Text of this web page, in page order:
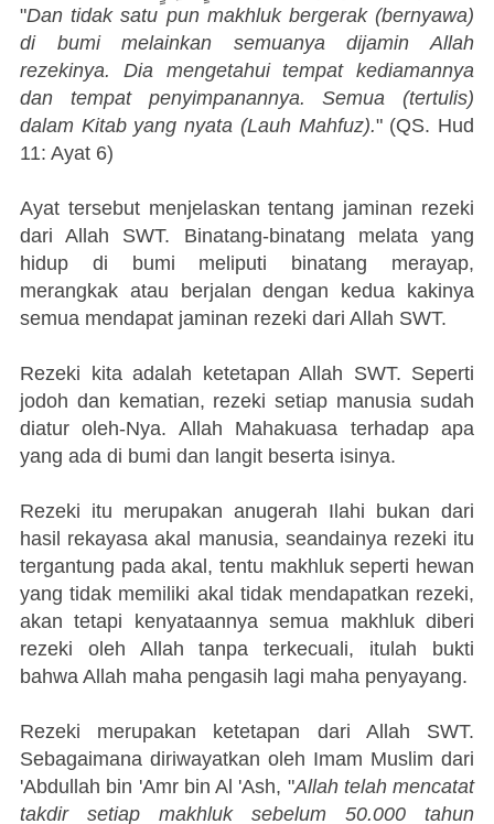
"Dan tidak satu pun makhluk bergerak (bernyawa)
di bumi melainkan semuanya dijamin Allah
rezekinya. Dia mengetahui tempat kediamannya
dan tempat penyimpanannya. Semua (tertulis)
dalam Kitab yang nyata (Lauh Mahfuz)." (QS. Hud
11: Ayat 6)
Ayat tersebut menjelaskan tentang jaminan rezeki
dari Allah SWT. Binatang-binatang melata yang
hidup di bumi meliputi binatang merayap,
merangkak atau berjalan dengan kedua kakinya
semua mendapat jaminan rezeki dari Allah SWT.
Rezeki kita adalah ketetapan Allah SWT. Seperti
jodoh dan kematian, rezeki setiap manusia sudah
diatur oleh-Nya. Allah Mahakuasa terhadap apa
yang ada di bumi dan langit beserta isinya.
Rezeki itu merupakan anugerah Ilahi bukan dari
hasil rekayasa akal manusia, seandainya rezeki itu
tergantung pada akal, tentu makhluk seperti hewan
yang tidak memiliki akal tidak mendapatkan rezeki,
akan tetapi kenyataannya semua makhluk diberi
rezeki oleh Allah tanpa terkecuali, itulah bukti
bahwa Allah maha pengasih lagi maha penyayang.
Rezeki merupakan ketetapan dari Allah SWT.
Sebagaimana diriwayatkan oleh Imam Muslim dari
'Abdullah bin 'Amr bin Al 'Ash, "Allah telah mencatat
takdir setiap makhluk sebelum 50.000 tahun